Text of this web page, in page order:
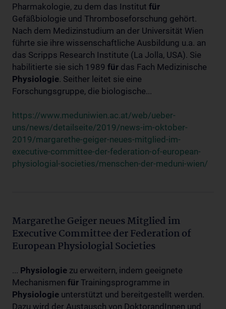
Pharmakologie, zu dem das Institut für
Gefäßbiologie und Thromboseforschung gehört.
Nach dem Medizinstudium an der Universität Wien
führte sie ihre wissenschaftliche Ausbildung u.a. an
das Scripps Research Institute (La Jolla, USA). Sie
habilitierte sie sich 1989 für das Fach Medizinische
Physiologie. Seither leitet sie eine
Forschungsgruppe, die biologische...
https://www.meduniwien.ac.at/web/ueber-
uns/news/detailseite/2019/news-im-oktober-
2019/margarethe-geiger-neues-mitglied-im-
executive-committee-der-federation-of-european-
physiologial-societies/menschen-der-meduni-wien/
Margarethe Geiger neues Mitglied im
Executive Committee der Federation of
European Physiologial Societies
... Physiologie zu erweitern, indem geeignete
Mechanismen für Trainingsprogramme in
Physiologie unterstützt und bereitgestellt werden.
Dazu wird der Austausch von DoktorandInnen und